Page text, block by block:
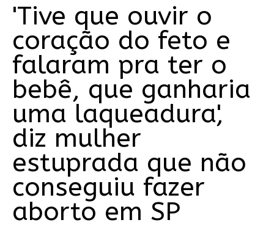
'Tive que ouvir o
coração do feto e
falaram pra ter o
bebê, que ganharia
uma laqueadura',
diz mulher
estuprada que não
conseguiu fazer
aborto em SP